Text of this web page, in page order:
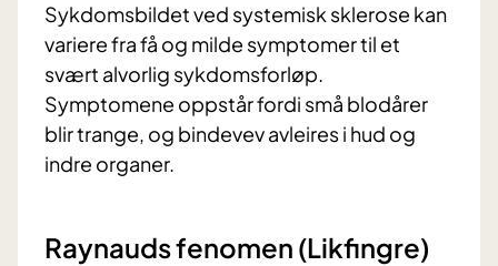
Sykdomsbildet ved systemisk sklerose kan
variere fra få og milde symptomer til et
svært alvorlig sykdomsforløp.
Symptomene oppstår fordi små blodårer
blir trange, og bindevev avleires i hud og
indre organer.
Raynauds fenomen (Likfingre)